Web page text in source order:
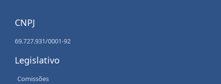
CNPJ
69.727.931/0001-92
Legislativo
Comissões